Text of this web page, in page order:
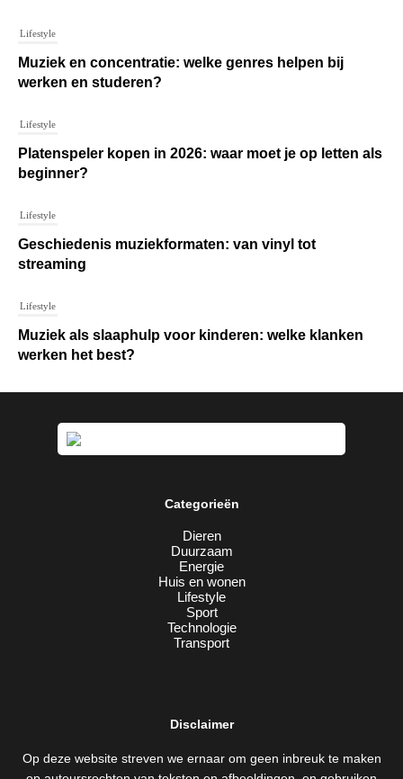
Lifestyle
Muziek en concentratie: welke genres helpen bij
werken en studeren?
Lifestyle
Platenspeler kopen in 2026: waar moet je op letten als
beginner?
Lifestyle
Geschiedenis muziekformaten: van vinyl tot
streaming
Lifestyle
Muziek als slaaphulp voor kinderen: welke klanken
werken het best?
Categorieën
Dieren
Duurzaam
Energie
Huis en wonen
Lifestyle
Sport
Technologie
Transport
Disclaimer
Op deze website streven we ernaar om geen inbreuk te maken